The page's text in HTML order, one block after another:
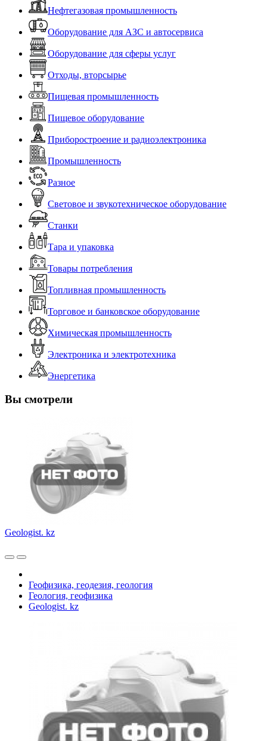
Нефтегазовая промышленность
Оборудование для АЗС и автосервиса
Оборудование для сферы услуг
Отходы, вторсырье
Пищевая промышленность
Пищевое оборудование
Приборостроение и радиоэлектроника
Промышленность
Разное
Световое и звукотехническое оборудование
Станки
Тара и упаковка
Товары потребления
Топливная промышленность
Торговое и банковское оборудование
Химическая промышленность
Электроника и электротехника
Энергетика
Вы смотрели
Geologist. kz
Геофизика, геодезия, геология
Геология, геофизика
Geologist. kz